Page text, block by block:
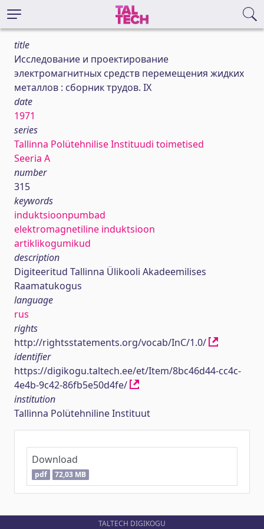
title
Исследование и проектирование
электромагнитных средств перемещения жидких
металлов : сборник трудов. IX
date
1971
series
Tallinna Polütehnilise Instituudi toimetised
Seeria A
number
315
keywords
induktsioonpumbad
elektromagnetiline induktsioon
artiklikogumikud
description
Digiteeritud Tallinna Ülikooli Akadeemilises
Raamatukogus
language
rus
rights
http://rightsstatements.org/vocab/InC/1.0/
identifier
https://digikogu.taltech.ee/et/Item/8bc46d44-cc4c-
4e4b-9c42-86fb5e50d4fe/
institution
Tallinna Polütehniline Instituut
Download
pdf 72,03 MB
TALTECH DIGIKOGU